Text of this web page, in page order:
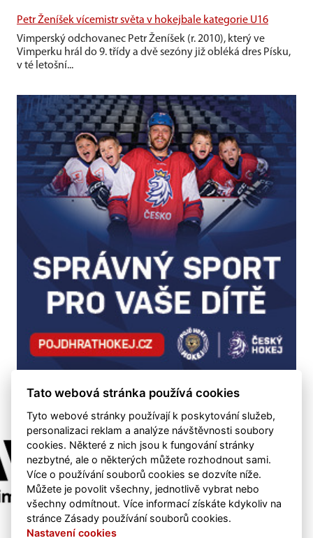
Petr Ženíšek vícemistr světa v hokejbale kategorie U16
Vimperský odchovanec Petr Ženíšek (r. 2010), který ve
Vimperku hrál do 9. třídy a dvě sezóny již obléká dres Písku,
v té letošní...
Tato webová stránka používá cookies
Tyto webové stránky používají k poskytování služeb,
personalizaci reklam a analýze návštěvnosti soubory
cookies. Některé z nich jsou k fungování stránky
nezbytné, ale o některých můžete rozhodnout sami.
Více o používání souborů cookies se dozvíte níže.
Můžete je povolit všechny, jednotlivě vybrat nebo
všechny odmítnout. Více informací získáte kdykoliv na
stránce Zásady používání souborů cookies.
Nastavení cookies